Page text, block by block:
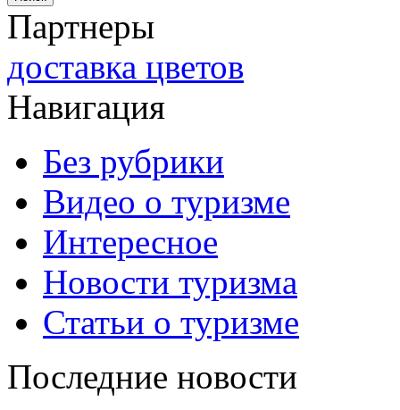
Партнеры
доставка цветов
Навигация
Без рубрики
Видео о туризме
Интересное
Новости туризма
Статьи о туризме
Последние новости